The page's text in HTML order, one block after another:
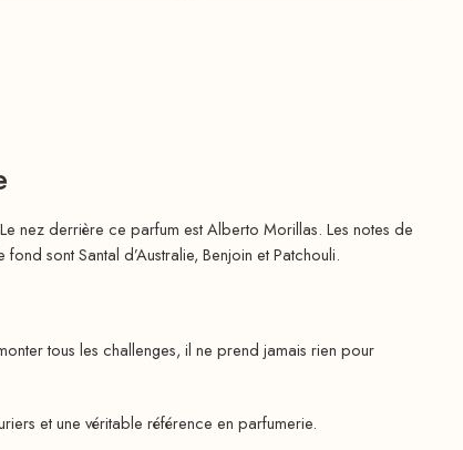
nez derrière ce parfum est Alberto Morillas. Les notes de
sont Santal d’Australie, Benjoin et Patchouli.
tous les challenges, il ne prend jamais rien pour
et une véritable référence en parfumerie.